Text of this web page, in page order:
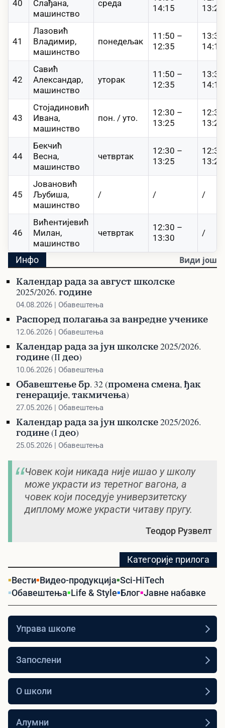
40
Слађана,
машинство
среда
14:15
13:25
41
Лазовић
Владимир,
машинство
понедељак
11:50 –
12:35
14:15
42
Савић
Александар,
машинство
уторак
11:50 –
12:35
14:15
43
Стојадиновић
Ивана,
машинство
пон. / уто.
12:30 –
13:25
13:25
44
Бекчић
Весна,
машинство
четвртак
12:30 –
13:25
13:25
45
Јовановић
Љубиша,
машинство
/ / /
46
Вићентијевић
Милан,
машинство
четвртак
12:30 –
13:30
/
Инфо Види још
Календар рада за август школске
2025/2026. године
04.08.2026 | Обавештења
Распоред полагања за ванредне ученике
12.06.2026 | Обавештења
Календар рада за јун школске 2025/2026.
године (II део)
10.06.2026 | Обавештења
Обавештење бр. 32 (промена смена, ђак
генерације, такмичења)
27.05.2026 | Обавештења
Календар рада за јун школске 2025/2026.
године (I део)
25.05.2026 | Обавештења
Човек који никада није ишао у школу
може украсти из теретног вагона, а
човек који поседује универзитетску
диплому може украсти читаву пругу.
Теодор Рузвелт
Категорије прилога
Вести Видео-продукција Sci-HiTech
Обавештења Life & Style Блог Јавне набавке
Управа школе
Запослени
О школи
Алумни